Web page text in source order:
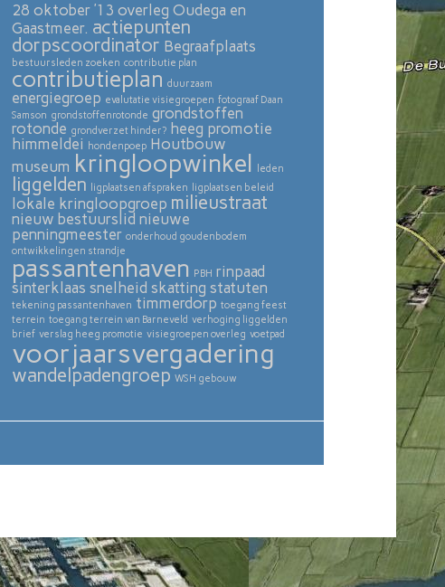
28 oktober ’13 overleg Oudega en
Gaastmeer. actiepunten
dorpscoordinator Begraafplaats
bestuursleden zoeken contributie plan
contributieplan duurzaam
energiegroep evalutatie visiegroepen fotograaf Daan
Samson grondstoffenrotonde grondstoffen
rotonde grondverzet hinder? heeg promotie
himmeldei
hondenpoep Houtbouw
museum kringloopwinkel leden
liggelden ligplaatsen afspraken ligplaatsen beleid
lokale kringloopgroep milieustraat
nieuw bestuurslid nieuwe
penningmeester onderhoud goudenbodem
ontwikkelingen strandje
passantenhaven PBH rinpaad
sinterklaas snelheid skatting statuten
tekening passantenhaven timmerdorp toegang feest
terrein toegang terrein van Barneveld verhoging liggelden
brief verslag heeg promotie visiegroepen overleg voetpad
voorjaarsvergadering
wandelpadengroep WSH gebouw